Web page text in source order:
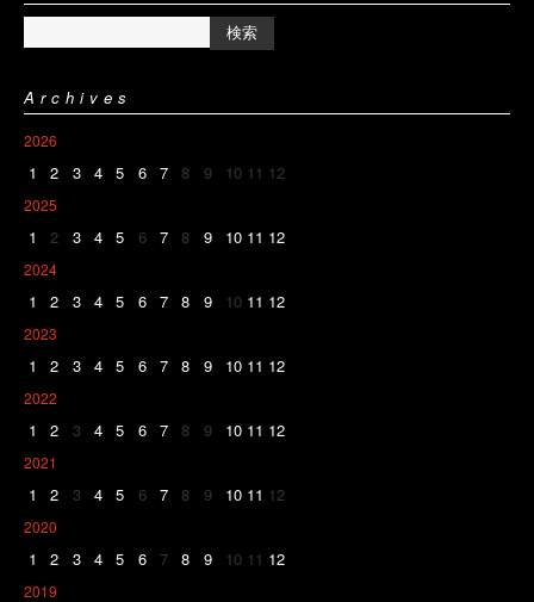
Archives
2026
1 2 3 4 5 6 7 8 9 10 11 12
2025
1 2 3 4 5 6 7 8 9 10 11 12
2024
1 2 3 4 5 6 7 8 9 10 11 12
2023
1 2 3 4 5 6 7 8 9 10 11 12
2022
1 2 3 4 5 6 7 8 9 10 11 12
2021
1 2 3 4 5 6 7 8 9 10 11 12
2020
1 2 3 4 5 6 7 8 9 10 11 12
2019